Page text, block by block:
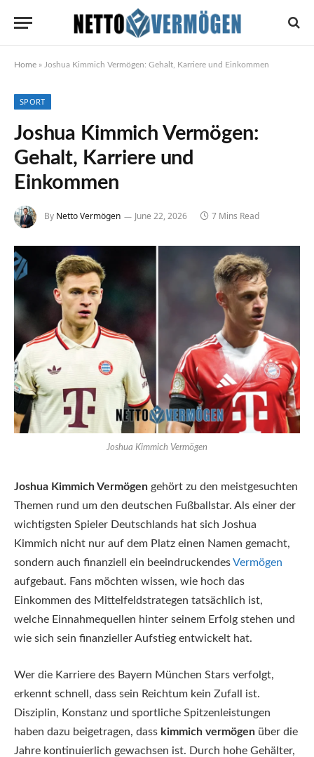
Home » Joshua Kimmich Vermögen: Gehalt, Karriere und Einkommen
SPORT
Joshua Kimmich Vermögen:
Gehalt, Karriere und
Einkommen
By Netto Vermögen June 22, 2026 7 Mins Read
Joshua Kimmich Vermögen
Joshua Kimmich Vermögen gehört zu den meistgesuchten
Themen rund um den deutschen Fußballstar. Als einer der
wichtigsten Spieler Deutschlands hat sich Joshua
Kimmich nicht nur auf dem Platz einen Namen gemacht,
sondern auch finanziell ein beeindruckendesVermögen
aufgebaut. Fans möchten wissen, wie hoch das
Einkommen des Mittelfeldstrategen tatsächlich ist,
welche Einnahmequellen hinter seinem Erfolg stehen und
wie sich sein finanzieller Aufstieg entwickelt hat.
Wer die Karriere des Bayern München Stars verfolgt,
erkennt schnell, dass sein Reichtum kein Zufall ist.
Disziplin, Konstanz und sportliche Spitzenleistungen
haben dazu beigetragen, dass kimmich vermögen über die
Jahre kontinuierlich gewachsen ist. Durch hohe Gehälter,